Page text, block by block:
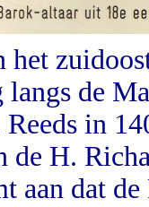
langs de
in
de H.
aan dat